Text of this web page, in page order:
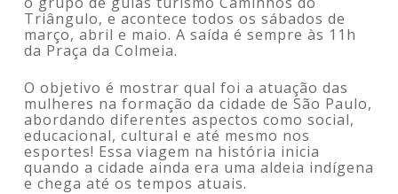
Triângulo, e acontece todos os sábados de
março, abril e maio. A saída é sempre às 11h
da Praça da Colmeia.
O objetivo é mostrar qual foi a atuação das
mulheres na formação da cidade de São Paulo,
abordando diferentes aspectos como social,
educacional, cultural e até mesmo nos
esportes! Essa viagem na história inicia
quando a cidade ainda era uma aldeia indígena
e chega até os tempos atuais.